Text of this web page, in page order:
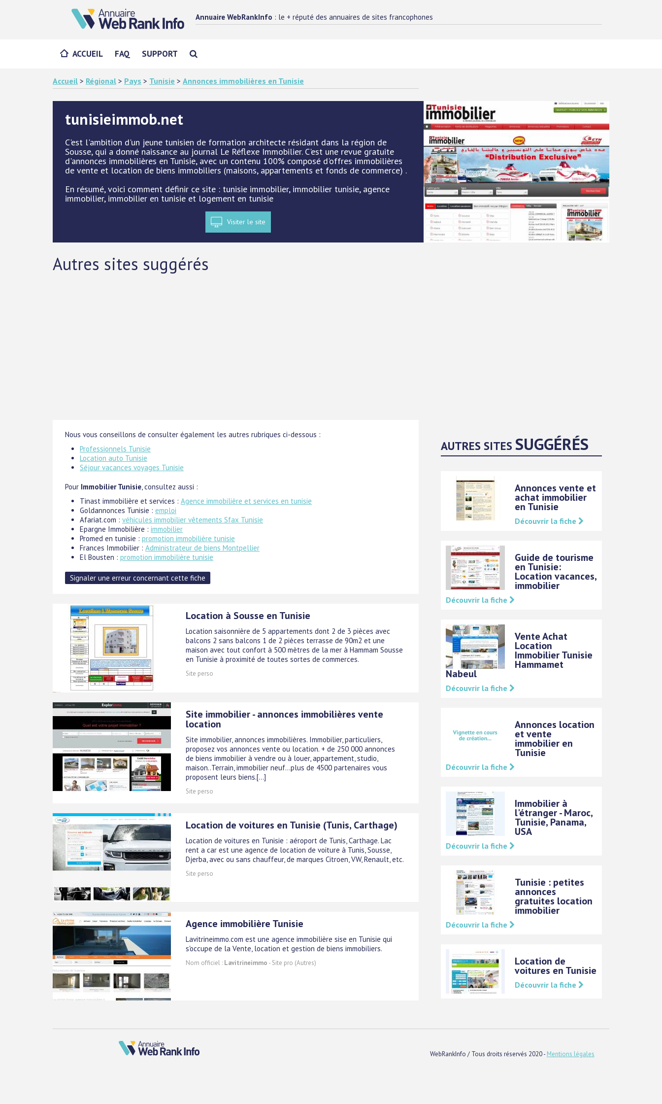
Annuaire WebRankInfo : le + réputé des annuaires de sites francophones
ACCUEIL FAQ SUPPORT
Accueil > Régional > Pays > Tunisie > Annonces immobilières en Tunisie
tunisieimmob.net
C'est l'ambition d'un jeune tunisien de formation architecte résidant dans la région de
Sousse, qui a donné naissance au journal Le Réflexe Immobilier. C'est une revue gratuite
d'annonces immobilières en Tunisie, avec un contenu 100% composé d'offres immobilières
de vente et location de biens immobiliers (maisons, appartements et fonds de commerce) .
En résumé, voici comment définir ce site : tunisie immobilier, immobilier tunisie, agence
immobilier, immobilier en tunisie et logement en tunisie
Visiter le site
Autres sites suggérés
Nous vous conseillons de consulter également les autres rubriques ci-dessous :
Professionnels Tunisie
Location auto Tunisie
Séjour vacances voyages Tunisie
Pour Immobilier Tunisie , consultez aussi :
Tinast immobilière et services : Agence immobilière et services en tunisie
Goldannonces Tunisie : emploi
Afariat.com : véhicules immobilier vêtements Sfax Tunisie
Epargne Immobilière : immobilier
Promed en tunisie : promotion immobilière tunisie
Frances Immobilier : Administrateur de biens Montpellier
El Bousten : promotion immobilière tunisie
Location à Sousse en Tunisie
Location saisonnière de 5 appartements dont 2 de 3 pièces avec
balcons 2 sans balcons 1 de 2 pièces terrasse de 90m2 et une
maison avec tout confort à 500 mètres de la mer à Hammam Sousse
en Tunisie à proximité de toutes sortes de commerces.
Site perso
Site immobilier - annonces immobilières vente
location
Site immobilier, annonces immobilières. Immobilier, particuliers,
proposez vos annonces vente ou location. + de 250 000 annonces
de biens immobilier à vendre ou à louer, appartement, studio,
maison..Terrain, immobilier neuf...plus de 4500 partenaires vous
proposent leurs biens.[...]
Site perso
Location de voitures en Tunisie (Tunis, Carthage)
Location de voitures en Tunisie : aéroport de Tunis, Carthage. Lac
rent a car est une agence de location de voiture à Tunis, Sousse,
Djerba, avec ou sans chauffeur, de marques Citroen, VW, Renault, etc.
Site perso
Agence immobilière Tunisie
Lavitrineimmo.com est une agence immobilière sise en Tunisie qui
s'occupe de la Vente, location et gestion de biens immobiliers.
Nom officiel : Lavitrineimmo - Site pro (Autres)
AUTRES SITESSUGGÉRÉS
Annonces vente et
achat immobilier
en Tunisie
Découvrir la fiche
Guide de tourisme
en Tunisie:
Location vacances,
immobilier
Découvrir la fiche
Vente Achat
Location
Immobilier Tunisie
Hammamet
Nabeul
Découvrir la fiche
Annonces location
et vente
immobilier en
Tunisie
Découvrir la fiche
Immobilier à
l'étranger - Maroc,
Tunisie, Panama,
USA
Découvrir la fiche
Tunisie : petites
annonces
gratuites location
immobilier
Découvrir la fiche
Location de
voitures en Tunisie
Découvrir la fiche
WebRankInfo / Tous droits réservés 2020 - Mentions légales